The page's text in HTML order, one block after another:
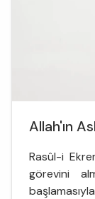
Allah'ın
Rasûl-i
görevini